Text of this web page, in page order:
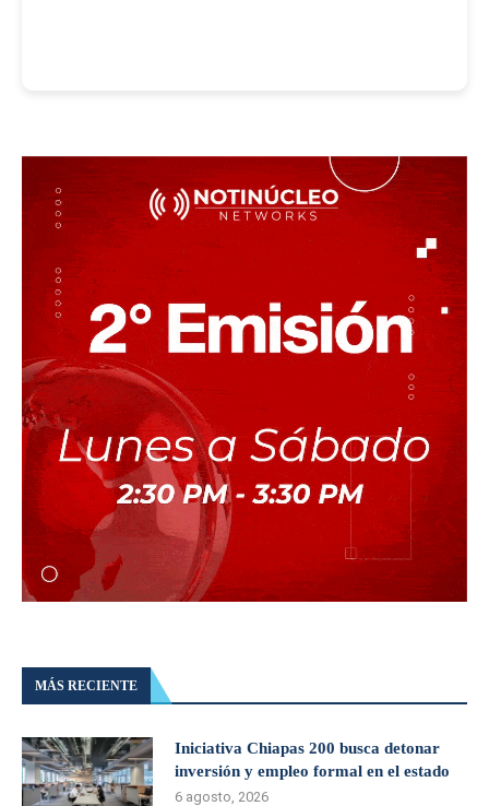
MÁS RECIENTE
Iniciativa Chiapas 200 busca detonar
inversión y empleo formal en el estado
6 agosto, 2026